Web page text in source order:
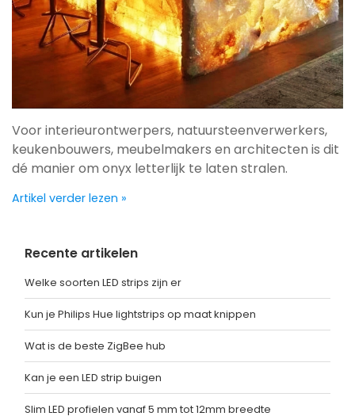
Voor interieurontwerpers, natuursteenverwerkers,
keukenbouwers, meubelmakers en architecten is dit
dé manier om onyx letterlijk te laten stralen.
Artikel verder lezen »
Recente artikelen
Welke soorten LED strips zijn er
Kun je Philips Hue lightstrips op maat knippen
Wat is de beste ZigBee hub
Kan je een LED strip buigen
Slim LED profielen vanaf 5 mm tot 12mm breedte